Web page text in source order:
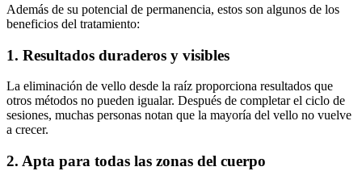
Además de su potencial de permanencia, estos son algunos de los
beneficios del tratamiento:
1. Resultados duraderos y visibles
La eliminación de vello desde la raíz proporciona resultados que
otros métodos no pueden igualar. Después de completar el ciclo de
sesiones, muchas personas notan que la mayoría del vello no vuelve
a crecer.
2. Apta para todas las zonas del cuerpo